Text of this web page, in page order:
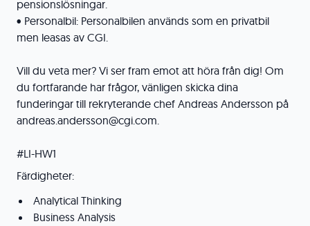
pensionslösningar.
• Personalbil: Personalbilen används som en privatbil
men leasas av CGI.
Vill du veta mer? Vi ser fram emot att höra från dig! Om
du fortfarande har frågor, vänligen skicka dina
funderingar till rekryterande chef Andreas Andersson på
andreas.andersson@cgi.com.
#LI-HW1
Färdigheter:
Analytical Thinking
Business Analysis